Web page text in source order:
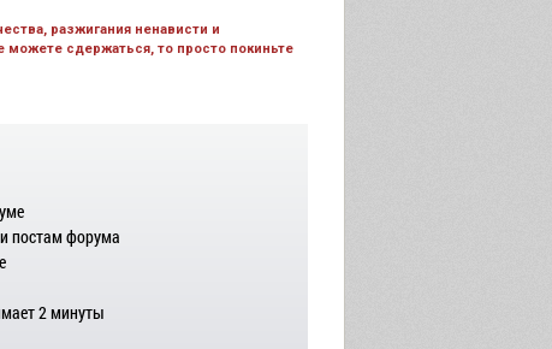
разжигания ненависти и
сдержаться, то просто покиньте
постам форума
2 минуты